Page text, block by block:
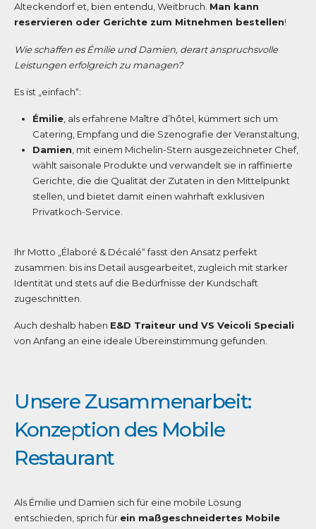
Alteckendorf et, bien entendu, Weitbruch. Man kann
reservieren oder Gerichte zum Mitnehmen bestellen!
Wie schaffen es Émilie und Damien, derart anspruchsvolle
Leistungen erfolgreich zu managen?
Es ist „einfach“:
Émilie , als erfahrene Maître d’hôtel, kümmert sich um
Catering, Empfang und die Szenografie der Veranstaltung,
Damien , mit einem Michelin-Stern ausgezeichneter Chef,
wählt saisonale Produkte und verwandelt sie in raffinierte
Gerichte, die die Qualität der Zutaten in den Mittelpunkt
stellen, und bietet damit einen wahrhaft exklusiven
Privatkoch-Service.
Ihr Motto „Élaboré & Décalé“ fasst den Ansatz perfekt
zusammen: bis ins Detail ausgearbeitet, zugleich mit starker
Identität und stets auf die Bedürfnisse der Kundschaft
zugeschnitten.
Auch deshalb haben E&D Traiteur und VS Veicoli Speciali
von Anfang an eine ideale Übereinstimmung gefunden.
Unsere Zusammenarbeit:
Konzeption des Mobile
Restaurant
Als Émilie und Damien sich für eine mobile Lösung
entschieden, sprich für ein maßgeschneidertes Mobile